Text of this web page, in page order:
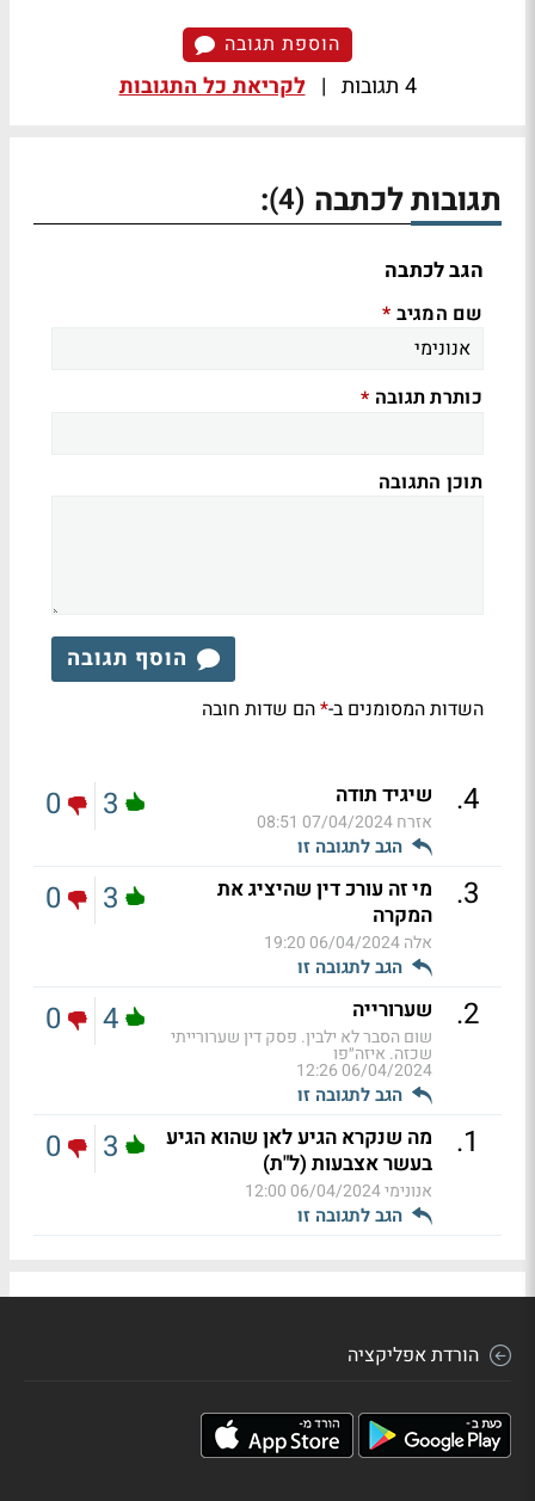
הוספת תגובה
4 תגובות | לקריאת כל התגובות
תגובות לכתבה (4)
:
הגב לכתבה
שם המגיב *
כותרת תגובה *
תוכן התגובה
הוסף תגובה
השדות המסומנים ב-*הם שדות חובה
4
. שיגיד תודה
אזרח07/04/2024 08:51
הגב לתגובה זו
3
0
3
.
מי זה עורכ דין שהיציג את
המקרה
אלה06/04/2024 19:20
הגב לתגובה זו
3
0
2
. שערורייה
שום הסבר לא ילבין. פסק דין שערורייתי
שכזה. איזה״פו
06/04/2024 12:26
הגב לתגובה זו
4
0
1
.
מה שנקרא הגיע לאן שהוא הגיע
בעשר אצבעות (ל"ת)
אנונימי06/04/2024 12:00
הגב לתגובה זו
3
0
הורדת אפליקציה